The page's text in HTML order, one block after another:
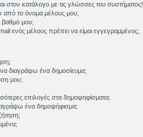
στον κατάλογο με τις γλώσσες του συστήματος!
το όνομα μέλους μου;
βαθμό μου;
ενός μέλους πρέπει να είμαι εγγεγραμμένος;
διαγράψω ένα δημοσίευμα;
μου;
επιλογές στα δημοψηφίσματα;
ένα δημοψήφισμα;